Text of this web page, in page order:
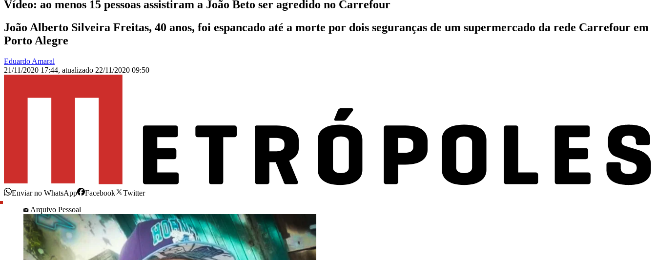
Vídeo: ao menos 15 pessoas assistiram a João Beto ser agredido no Carrefour
João Alberto Silveira Freitas, 40 anos, foi espancado até a morte por dois seguranças de um supermercado da rede Carrefour em
Porto Alegre
Eduardo Amaral
21/11/2020 17:44, atualizado 22/11/2020 09:50
Enviar no WhatsApp Facebook
Twitter
Arquivo Pessoal